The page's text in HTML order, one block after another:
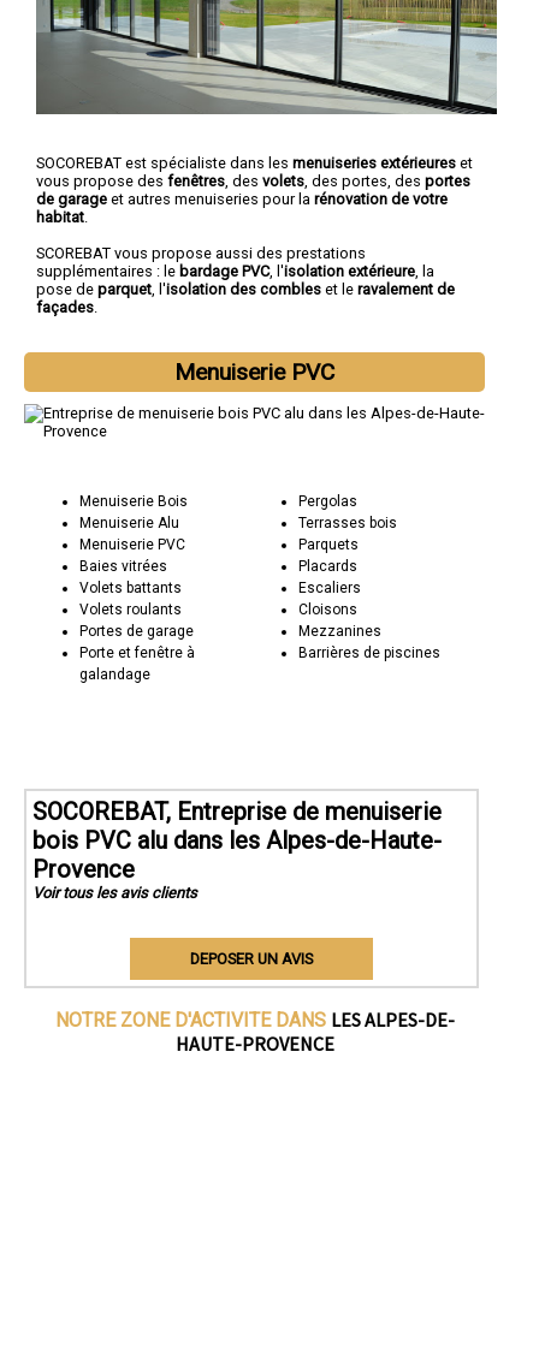
SOCOREBAT est spécialiste dans les menuiseries extérieures et
vous propose des fenêtres , des volets , des portes, des portes
de garage et autres menuiseries pour la rénovation de votre
habitat
SCOREBAT vous propose aussi des prestations
supplémentaires : le bardage PVC, l'isolation extérieure , la
pose de parquet , l'isolation des combles et le ravalement de
façades
Menuiserie PVC
Menuiserie Bois
Menuiserie Alu
Menuiserie PVC
Baies vitrées
Volets battants
Volets roulants
Portes de garage
Porte et fenêtre à
galandage
Pergolas
Terrasses bois
Parquets
Placards
Escaliers
Cloisons
Mezzanines
Barrières de piscines
SOCOREBAT, Entreprise de menuiserie
bois PVC alu dans les Alpes-de-Haute-
Provence
Voir tous les avis clients
DEPOSER UN AVIS
NOTRE ZONE D'ACTIVITE DANS LES ALPES-DE-
HAUTE-PROVENCE